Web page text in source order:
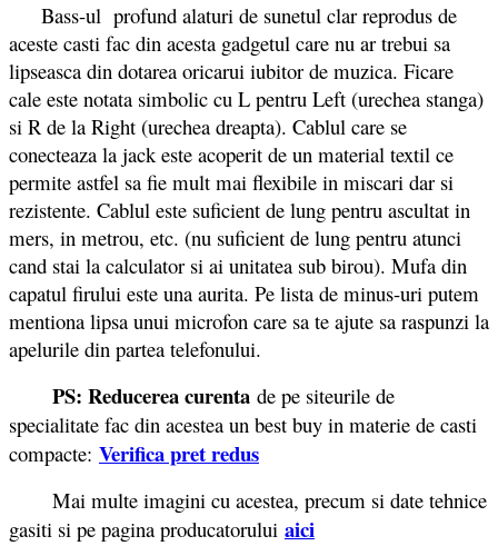
Bass-ul profund alaturi de sunetul clar reprodus de
aceste casti fac din acesta gadgetul care nu ar trebui sa
lipseasca din dotarea oricarui iubitor de muzica. Ficare
cale este notata simbolic cu L pentru Left (urechea stanga)
si R de la Right (urechea dreapta). Cablul care se
conecteaza la jack este acoperit de un material textil ce
permite astfel sa fie mult mai flexibile in miscari dar si
rezistente. Cablul este suficient de lung pentru ascultat in
mers, in metrou, etc. (nu suficient de lung pentru atunci
cand stai la calculator si ai unitatea sub birou). Mufa din
capatul firului este una aurita. Pe lista de minus-uri putem
mentiona lipsa unui microfon care sa te ajute sa raspunzi la
apelurile din partea telefonului.
PS: Reducerea curenta de pe siteurile de
specialitate fac din acestea un best buy in materie de casti
compacte: Verifica pret redus
Mai multe imagini cu acestea, precum si date tehnice
gasiti si pe pagina producatorului aici